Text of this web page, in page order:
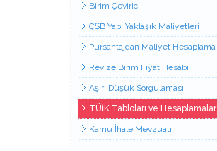
Birim Çevirici
ÇŞB Yapı Yaklaşık Maliyetleri
Pursantajdan Maliyet Hesaplama
Revize Birim Fiyat Hesabı
Aşırı Düşük Sorgulaması
TÜİK Tabloları ve Hesaplamalar
Kamu İhale Mevzuatı